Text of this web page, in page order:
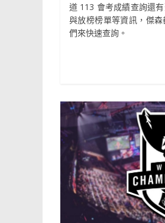
道 113 會考成績查詢還
與放榜榜單等資訊，傑
們來快速查詢。